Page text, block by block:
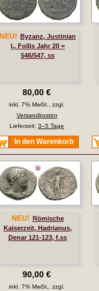
NEU!
Byzanz, Justinian
I., Follis Jahr 20 =
546/547, ss
80,00 €
inkl. 7% MwSt., zzgl.
Versandkosten
Lieferzeit: 3–5 Tage
In den Warenkorb
NEU!
Römische
Kaiserzeit, Hadrianus,
Denar 121-123, f.ss
90,00 €
inkl. 7% MwSt., zzgl.